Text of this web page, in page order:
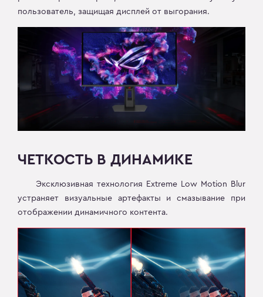
пользователь, защищая дисплей от выгорания.
ЧЕТКОСТЬ В ДИНАМИКЕ
Эксклюзивная технология Extreme Low Motion Blur
устраняет визуальные артефакты и смазывание при
отображении динамичного контента.